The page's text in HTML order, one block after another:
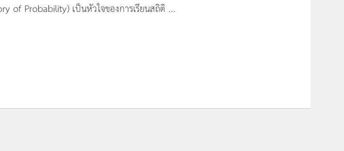
of Probability) เป็นหัวใจของการเรียนสถิติ ...